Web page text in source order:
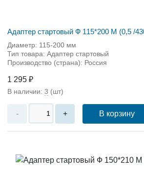
Адаптер стартовый Ф 115*200 М (0,5 /
Диаметр: 115-200 мм
Тип товара: Адаптер стартовый
Производство (страна): Россия
1 295 ₽
В наличии: 3 (шт)
- + В корзину